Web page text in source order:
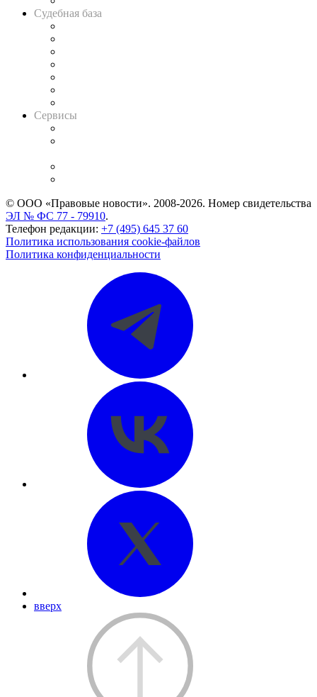
Судебная база
Сервисы
© ООО «Правовые новости». 2008-2026. Номер свидетельства
ЭЛ № ФС 77 - 79910.
Телефон редакции: +7 (495) 645 37 60
Политика использования cookie-файлов
Политика конфиденциальности
вверх